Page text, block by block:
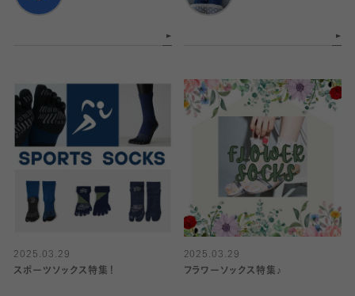
2025.03.29
スポーツソックス特集！
2025.03.29
フラワーソックス特集♪